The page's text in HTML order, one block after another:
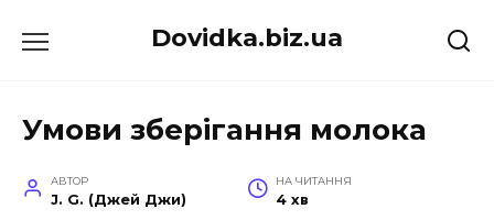
до
Dovidka.biz.ua
Умови зберігання молока
АВТОР
J. G. (Джей Джи)
НА ЧИТАННЯ
4 хв